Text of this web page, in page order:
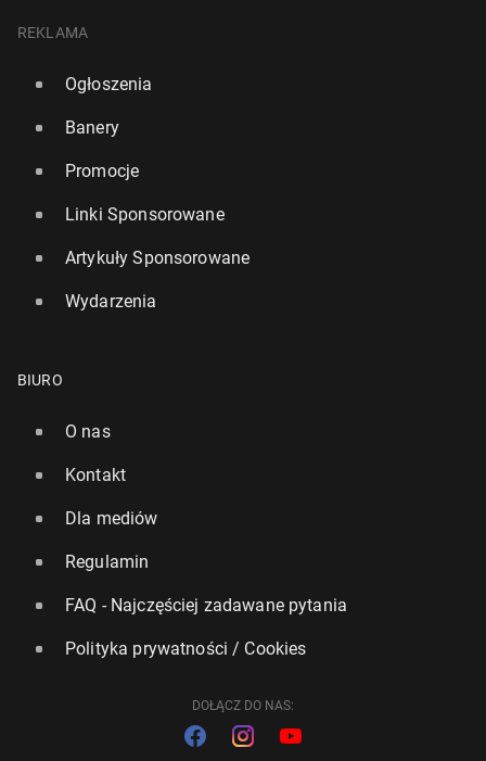
REKLAMA
Ogłoszenia
Banery
Promocje
Linki Sponsorowane
Artykuły Sponsorowane
Wydarzenia
BIURO
O nas
Kontakt
Dla mediów
Regulamin
FAQ - Najczęściej zadawane pytania
Polityka prywatności / Cookies
DOŁĄCZ DO NAS: